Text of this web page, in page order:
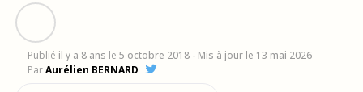
Publié il y a 8 ans le 5 octobre 2018 - Mis à jour le 13 mai 2026
ParAurélien BERNARD